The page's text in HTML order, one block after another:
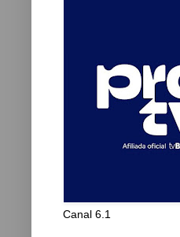
Canal 6.1